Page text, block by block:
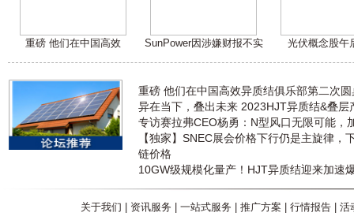
重磅 他们在中国高效 SunPower因涉嫌财报不实 光伏概念股午
重磅 他们在中国高效异质结俱乐部第二次
异在当下，叠出未来 2023HJT异质结&叠层
专访赛拉弗CEO杨勇：N型风口无限可能，
【独家】SNEC展会价格下行仍是主旋律，
链价格
10GW级规模化量产！HJT异质结迎来加速
关于我们 | 资讯服务 | 一站式服务 | 推广方案 | 行情报告| 活